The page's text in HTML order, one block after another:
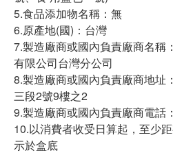
5.食品添加物名稱：無
6.原產地(國)：台灣
7.製造廠商或國內負責廠商名稱
有限公司台灣分公司
8.製造廠商或國內負責廠商地址
三段2號9樓之2
9.製造廠商或國內負責廠商電話
10.以消費者收受日算起，至少
示於盒底